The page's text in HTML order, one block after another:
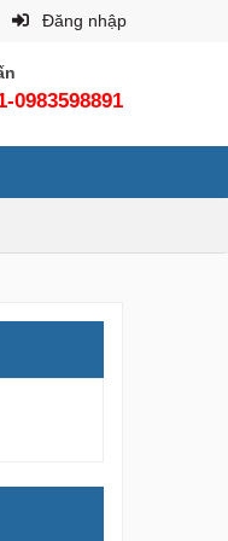
Đăng nhập
0983598891